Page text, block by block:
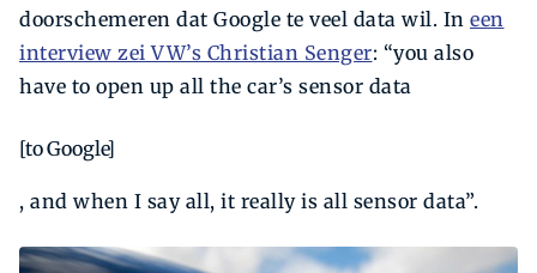
doorschemeren dat Google te veel data wil. In een
interview zei VW’s Christian Senger: “you also
have to open up all the car’s sensor data
[to Google]
, and when I say all, it really is all sensor data”.